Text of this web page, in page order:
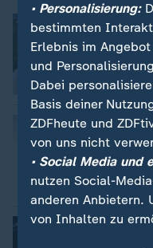
Burnout
Video
Kaffee-
Video
Tipps
• Personalisierung:
bestimmten
Erlebnis im
und
Dabei
Basis deiner
ZDFheute und
von uns nicht
• Social Media und
nutzen Social-
anderen Anbietern.
von Inhalten zu